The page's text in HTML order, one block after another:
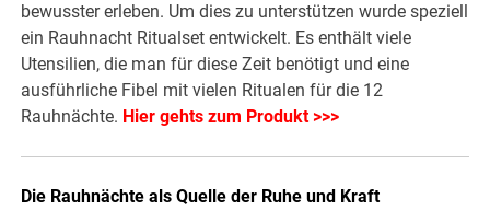
bewusster erleben. Um dies zu unterstützen wurde speziell
ein Rauhnacht Ritualset entwickelt. Es enthält viele
Utensilien, die man für diese Zeit benötigt und eine
ausführliche Fibel mit vielen Ritualen für die 12
Rauhnächte. Hier gehts zum Produkt >>>
Die Rauhnächte als Quelle der Ruhe und Kraft